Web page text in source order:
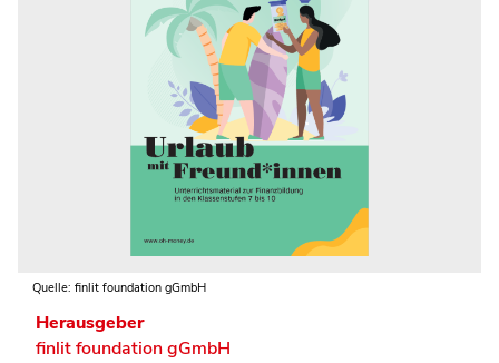
Quelle: finlit foundation gGmbH
Herausgeber
finlit foundation gGmbH